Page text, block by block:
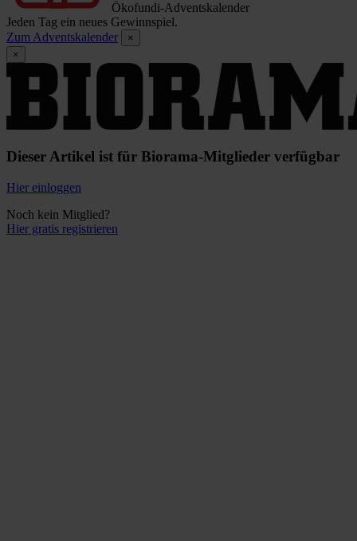
Ökofundi-Adventskalender
Jeden Tag ein neues Gewinnspiel.
Zum Adventskalender
×
×
Dieser Artikel ist für Biorama-Mitglieder verfügbar
Hier einloggen
Noch kein Mitglied?
Hier gratis registrieren